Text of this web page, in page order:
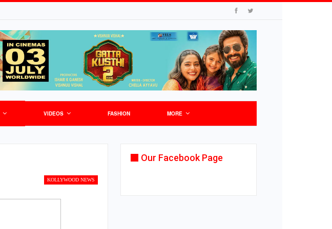
VIDEOS FASHION MORE
KOLLYWOOD NEWS
Our Facebook Page